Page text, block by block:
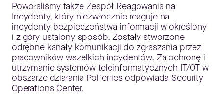
Powołaliśmy także Zespół Reagowania na
Incydenty, który niezwłocznie reaguje na
incydenty bezpieczeństwa informacji w określony
i z góry ustalony sposób. Zostały stworzone
odrębne kanały komunikacji do zgłaszania przez
pracowników wszelkich incydentów. Za ochronę i
utrzymanie systemów teleinformatycznych IT/OT w
obszarze działania Polferries odpowiada Security
Operations Center.